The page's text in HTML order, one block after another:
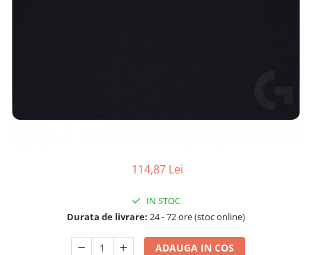
114,87 Lei
IN STOC
Durata de livrare: 24 - 72 ore (stoc online)
ADAUGA IN COS